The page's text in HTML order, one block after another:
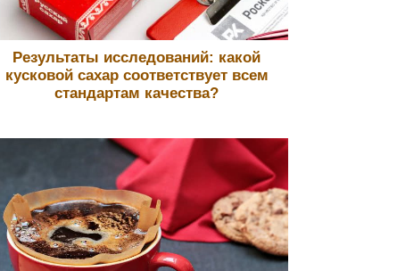
Результаты исследований: какой
кусковой сахар соответствует всем
стандартам качества?